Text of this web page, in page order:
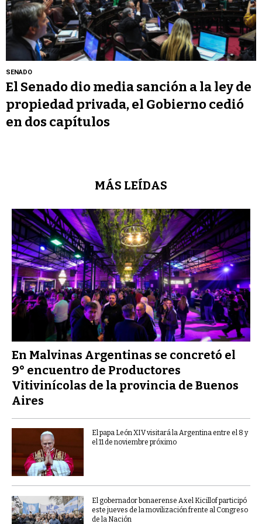
SENADO
El Senado dio media sanción a la ley de
propiedad privada, el Gobierno cedió
en dos capítulos
MÁS LEÍDAS
En Malvinas Argentinas se concretó el
9° encuentro de Productores
Vitivinícolas de la provincia de Buenos
Aires
El papa León XIV visitará la Argentina entre el 8 y
el 11 de noviembre próximo
El gobernador bonaerense Axel Kicillof participó
este jueves de la movilización frente al Congreso
de la Nación